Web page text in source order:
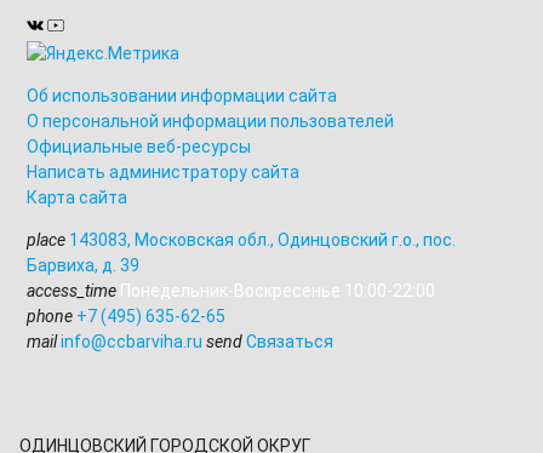
Об использовании информации сайта
О персональной информации пользователей
Официальные веб-ресурсы
Написать администратору сайта
Карта сайта
place 143083, Московская обл., Одинцовский г.о.,пос.
Барвиха, д. 39
access_time Понедельник-Воскресенье 10:00-22:00
phone +7 (495) 635-62-65
mailinfo@ccbarviha.rusend Связаться
ОДИНЦОВСКИЙ ГОРОДСКОЙ ОКРУГ